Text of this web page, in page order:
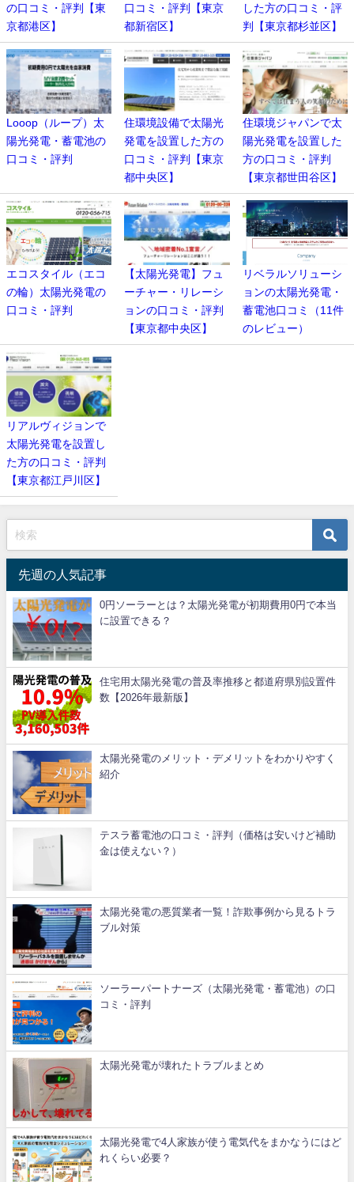
の口コミ・評判【東
京都港区】
口コミ・評判【東京
都新宿区】
した方の口コミ・評
判【東京都杉並区】
Looop（ループ）太
陽光発電・蓄電池の
口コミ・評判
住環境設備で太陽光
発電を設置した方の
口コミ・評判【東京
都中央区】
住環境ジャパンで太
陽光発電を設置した
方の口コミ・評判
【東京都世田谷区】
エコスタイル（エコ
の輪）太陽光発電の
口コミ・評判
【太陽光発電】フュ
ーチャー・リレーシ
ョンの口コミ・評判
【東京都中央区】
リベラルソリューシ
ョンの太陽光発電・
蓄電池口コミ（11件
のレビュー）
リアルヴィジョンで
太陽光発電を設置し
た方の口コミ・評判
【東京都江戸川区】
先週の人気記事
0円ソーラーとは？太陽光発電が初期費用0円で本当
に設置できる？
住宅用太陽光発電の普及率推移と都道府県別設置件
数【2026年最新版】
太陽光発電のメリット・デメリットをわかりやすく
紹介
テスラ蓄電池の口コミ・評判（価格は安いけど補助
金は使えない？）
太陽光発電の悪質業者一覧！詐欺事例から見るトラ
ブル対策
ソーラーパートナーズ（太陽光発電・蓄電池）の口
コミ・評判
太陽光発電が壊れたトラブルまとめ
太陽光発電で4人家族が使う電気代をまかなうにはど
れくらい必要？